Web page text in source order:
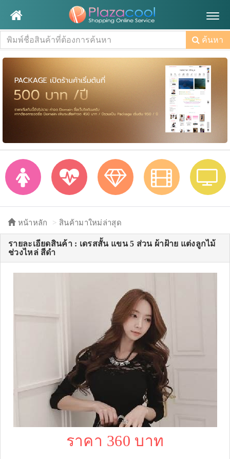
ค้นหา
หน้าหลัก สินค้ามาใหม่ล่าสุด
รายละเอียดสินค้า : เดรสสั้น แขน 5 ส่วน ผ้าฝ้าย แต่งลูกไม้
ช่วงไหล่ สีดำ
ราคา 360 บาท